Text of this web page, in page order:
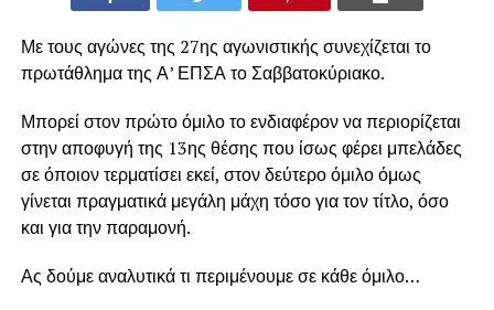
Με τους αγώνες της 27ης αγωνιστικής συνεχίζεται το
πρωτάθλημα της Α’ ΕΠΣΑ το Σαββατοκύριακο.
Μπορεί στον πρώτο όμιλο το ενδιαφέρον να περιορίζεται
στην αποφυγή της 13ης θέσης που ίσως φέρει μπελάδες
σε όποιον τερματίσει εκεί, στον δεύτερο όμιλο όμως
γίνεται πραγματικά μεγάλη μάχη τόσο για τον τίτλο, όσο
και για την παραμονή.
Ας δούμε αναλυτικά τι περιμένουμε σε κάθε όμιλο…